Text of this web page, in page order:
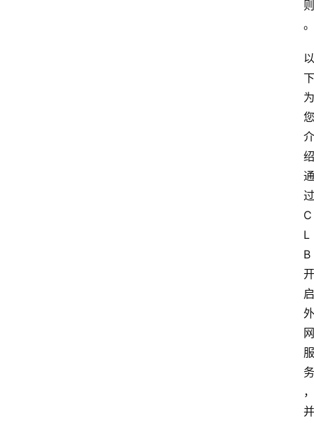
则
。
以
下
为
您
介
绍
通
过
C
L
B
开
启
外
网
服
务
，
并